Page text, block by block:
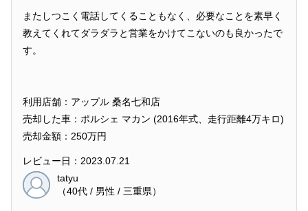
またしつこく電話してくることもなく、必要なことを素早く
教えてくれてダラダラと営業をかけてこないのも良かったで
す。
利用店舗：アップル 桑名七和店
売却した車：ポルシェ マカン (2016年式、走行距離4万キロ)
売却金額：250万円
レビュー日：2023.07.21
tatyu
（40代 / 男性 / 三重県）